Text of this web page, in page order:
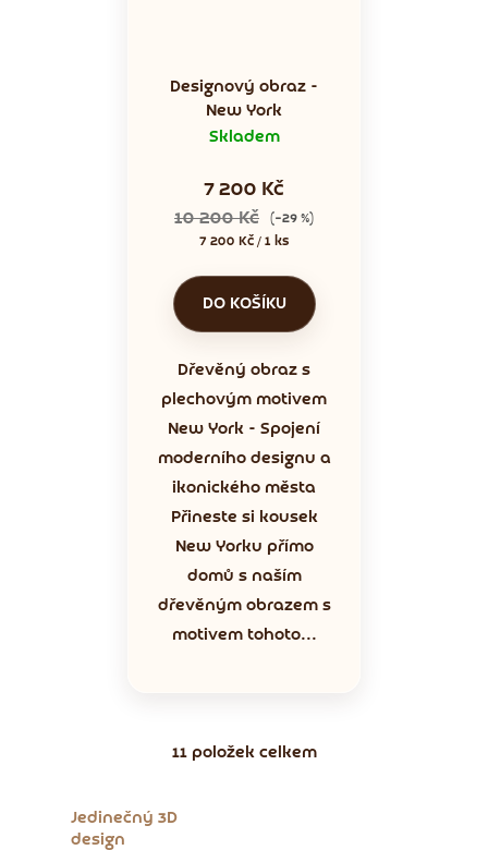
Designový obraz -
New York
Skladem
7 200 Kč
10 200 Kč
(–29 %)
Měrná
7 200 Kč / 1 ks
DO KOŠÍKU
Dřevěný obraz s
plechovým motivem
New York - Spojení
moderního designu a
ikonického města
Přineste si kousek
New Yorku přímo
domů s naším
dřevěným obrazem s
motivem tohoto...
O
11položek celkem
Jedinečný 3D
design